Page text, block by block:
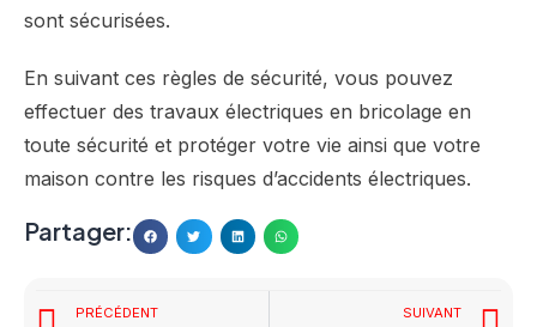
sont sécurisées.
En suivant ces règles de sécurité, vous pouvez
effectuer des travaux électriques en bricolage en
toute sécurité et protéger votre vie ainsi que votre
maison contre les risques d’accidents électriques.
Partager:
PRÉCÉDENT SUIVANT